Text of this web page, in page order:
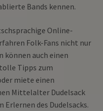
Bands kennen.
Online-
Folk-Fans nicht nur
können auch einen
Tipps zum
miete einen
Mittelalter Dudelsack
des Dudelsacks.